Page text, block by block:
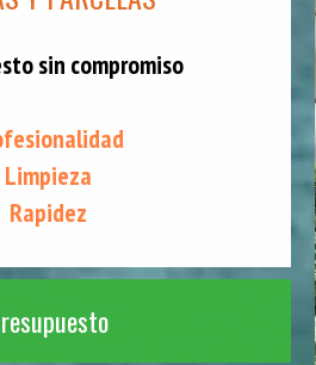
sin compromiso
Limpieza
Rapidez